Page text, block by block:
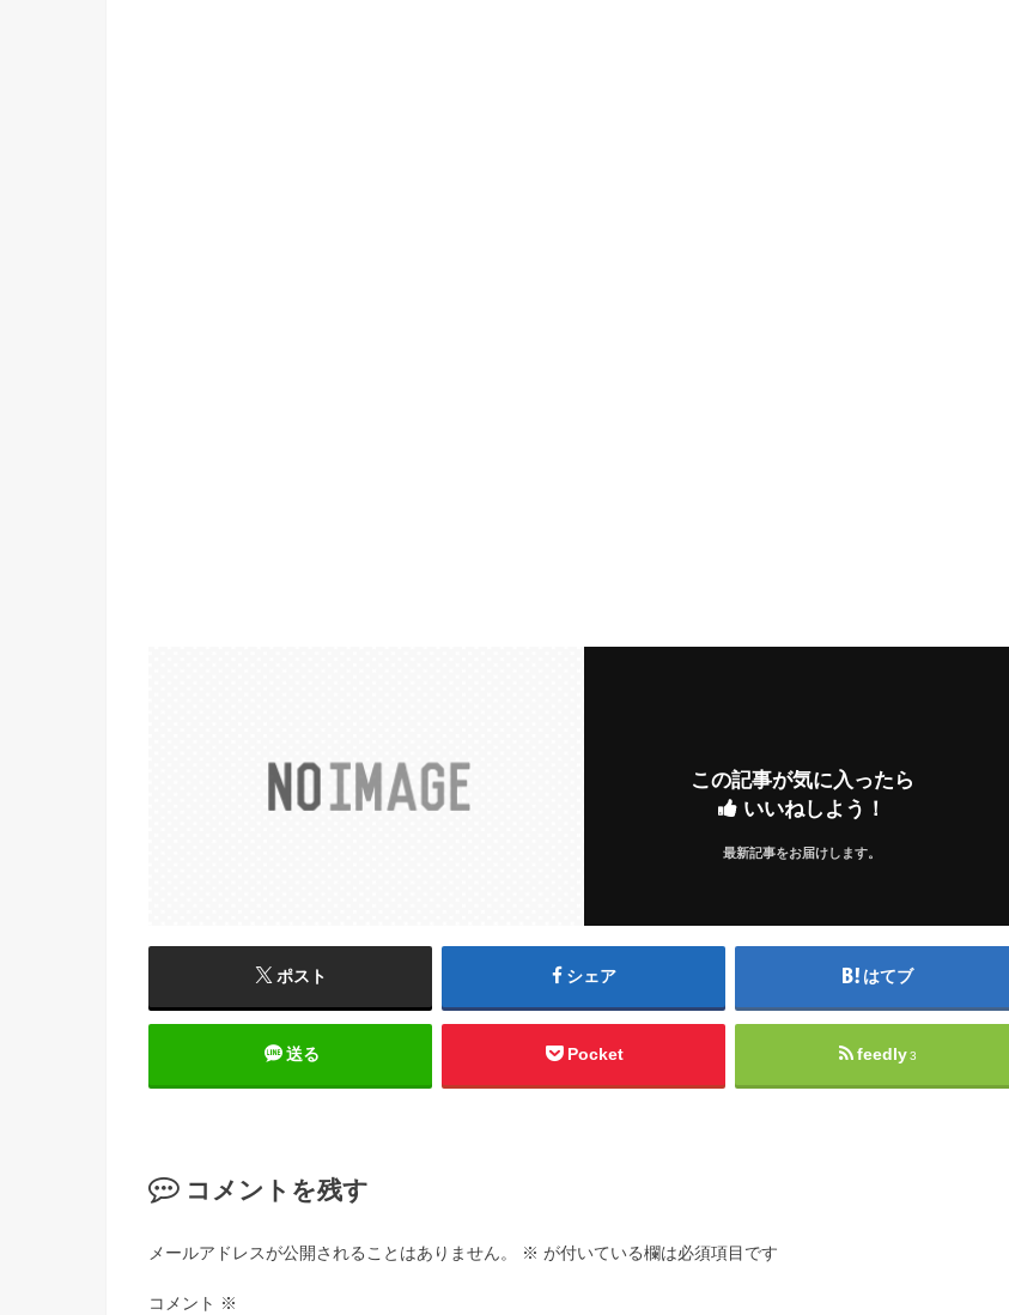
この記事が気に入ったら
いいねしよう！
最新記事をお届けします。
ポスト シェア はてブ
送る Pocket feedly 3
コメントを残す
メールアドレスが公開されることはありません。 ※ が付いている欄は必須項目です
コメント ※